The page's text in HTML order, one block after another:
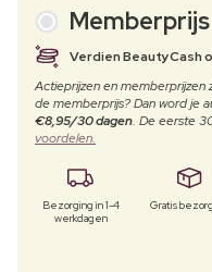
Memberprijs
Verdien BeautyCash
Actieprijzen en memberprijzen
de memberprijs? Dan word je
€8,95/30 dagen. De eerste
voordelen.
Bezorging in 1-4
werkdagen
Gratis